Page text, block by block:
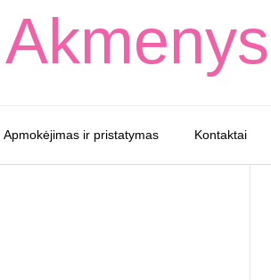
Apmokėjimas ir pristatymas Kontaktai